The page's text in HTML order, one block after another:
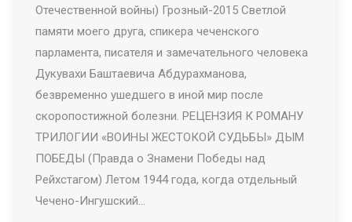
Отечественной войны) Грозный-2015 Светлой
памяти моего друга, спикера чеченского
парламента, писателя и замечательного человека
Дукувахи Баштаевича Абдурахманова,
безвременно ушедшего в иной мир после
скоропостижной болезни. РЕЦЕНЗИЯ К РОМАНУ
ТРИЛОГИИ «ВОИНЫ ЖЕСТОКОЙ СУДЬБЫ» ДЫМ
ПОБЕДЫ (Правда о Знамени Победы над
Рейхстагом) Летом 1944 года, когда отдельный
Чечено-Ингушский…